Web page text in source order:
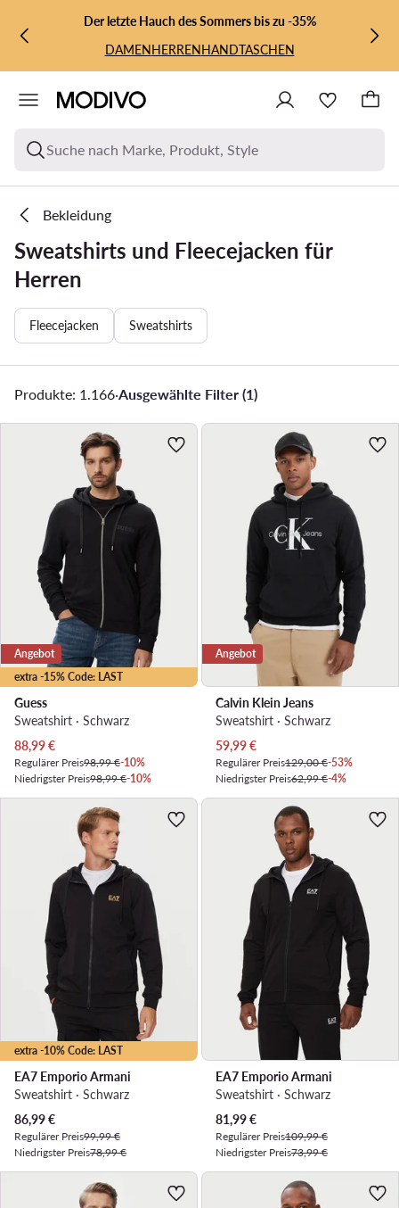
ZUM HAUPTINHALT SPRINGEN
ZUR SUCHEDer letzte Hauch des Sommers bis zu -35%
DAMENHERRENHANDTASCHEN
Suche nach Marke, Produkt, Style
Bekleidung
Sweatshirts und Fleecejacken für
Herren
Fleecejacken Sweatshirts
Produkte: 1.166·Ausgewählte Filter (1)
extra -15% Code: LAST
Angebot
Guess
Sweatshirt · Schwarz
Aktueller Preis
88,99€
Regulärer Preis98,99 €-10%
Niedrigster Preis98,99 €-10%
Angebot
Calvin Klein Jeans
Sweatshirt · Schwarz
Aktueller Preis
59,99€
Regulärer Preis129,00 €-53%
Niedrigster Preis62,99 €-4%
extra -10% Code: LAST
EA7 Emporio Armani
Sweatshirt · Schwarz
Aktueller Preis
86,99€
Regulärer Preis99,99 €
Niedrigster Preis78,99 €
EA7 Emporio Armani
Sweatshirt · Schwarz
Aktueller Preis
81,99€
Regulärer Preis109,99 €
Niedrigster Preis73,99 €